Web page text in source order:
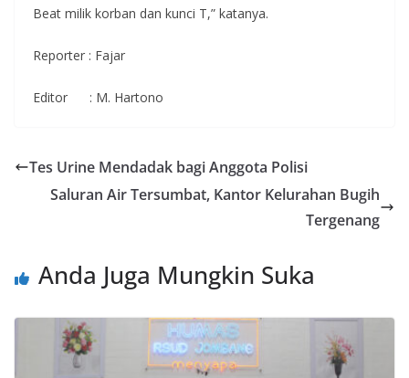
Beat milik korban dan kunci T,” katanya.
Reporter : Fajar
Editor : M. Hartono
Tes Urine Mendadak bagi Anggota Polisi
Saluran Air Tersumbat, Kantor Kelurahan Bugih
Tergenang
Anda Juga Mungkin Suka